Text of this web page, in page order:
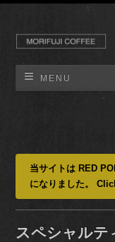
MENU
当サイトは RED
になりました。
スペシャルテ